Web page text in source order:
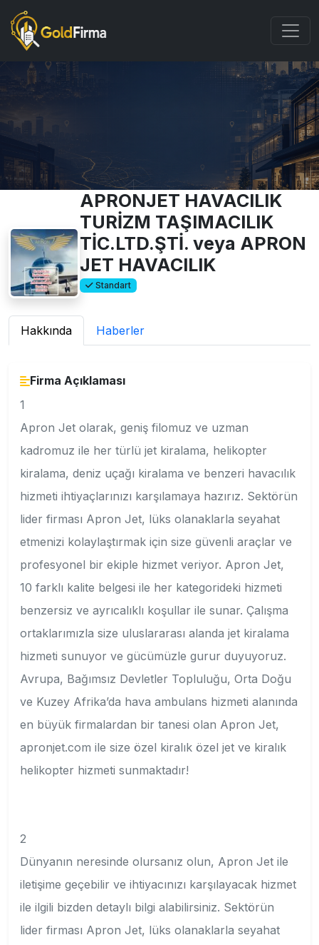
APRONJET HAVACILIK
TURİZM TAŞIMACILIK
TİC.LTD.ŞTİ. veya APRON
JET HAVACILIK
Standart
Hakkında Haberler
Firma Açıklaması
1
Apron Jet olarak, geniş filomuz ve uzman
kadromuz ile her türlü jet kiralama, helikopter
kiralama, deniz uçağı kiralama ve benzeri havacılık
hizmeti ihtiyaçlarınızı karşılamaya hazırız. Sektörün
lider firması Apron Jet, lüks olanaklarla seyahat
etmenizi kolaylaştırmak için size güvenli araçlar ve
profesyonel bir ekiple hizmet veriyor. Apron Jet,
10 farklı kalite belgesi ile her kategorideki hizmeti
benzersiz ve ayrıcalıklı koşullar ile sunar. Çalışma
ortaklarımızla size uluslararası alanda jet kiralama
hizmeti sunuyor ve gücümüzle gurur duyuyoruz.
Avrupa, Bağımsız Devletler Topluluğu, Orta Doğu
ve Kuzey Afrika’da hava ambulans hizmeti alanında
en büyük firmalardan bir tanesi olan Apron Jet,
apronjet.com ile size özel kiralık özel jet ve kiralık
helikopter hizmeti sunmaktadır!
2
Dünyanın neresinde olursanız olun, Apron Jet ile
iletişime geçebilir ve ihtiyacınızı karşılayacak hizmet
ile ilgili bizden detaylı bilgi alabilirsiniz. Sektörün
lider firması Apron Jet, lüks olanaklarla seyahat